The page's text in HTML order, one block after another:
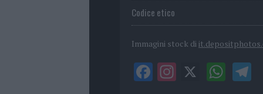
Codice etico
Immagini stock di